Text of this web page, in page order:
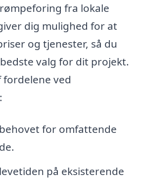
fra lokale
dig mulighed for at
og tjenester, så du
valg for dit projekt.
fordelene ved
for omfattende
på eksisterende